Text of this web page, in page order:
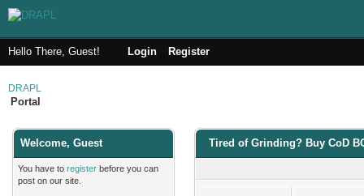
Hello There, Guest! Login Register
DRAPL
Portal
Welcome, Guest
You have to register before you can
post on our site.
Tired of Grinding? Buy CoD